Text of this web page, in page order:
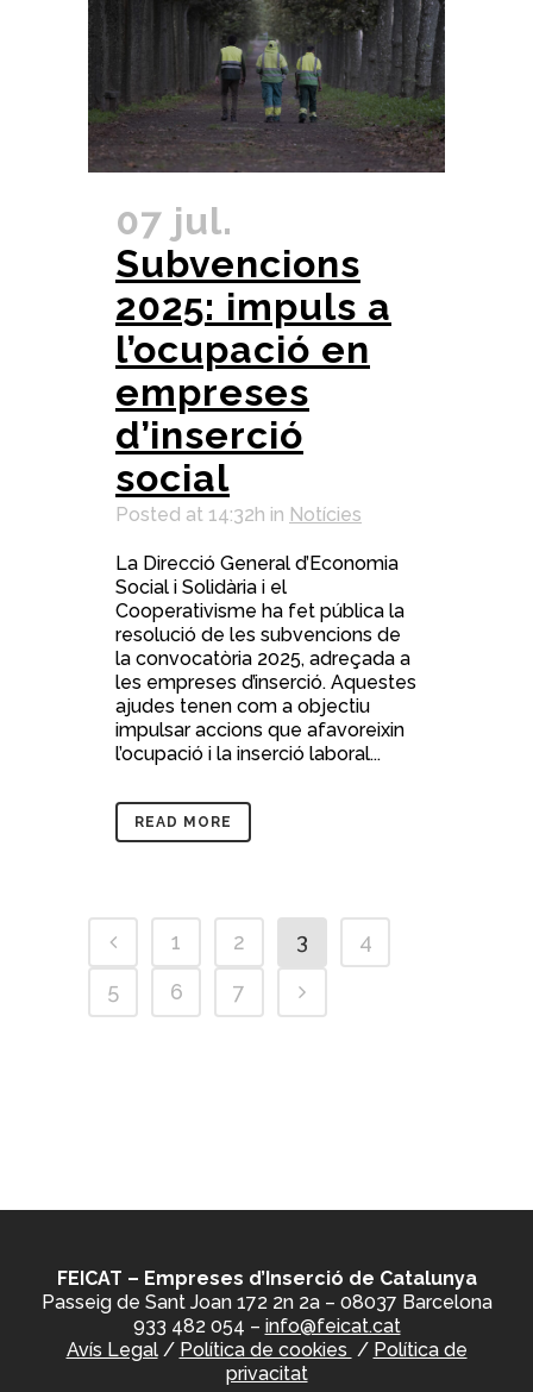
07 jul.
Subvencions
2025: impuls a
l’ocupació en
empreses
d’inserció
social
Posted at 14:32h in Notícies
La Direcció General d’Economia
Social i Solidària i el
Cooperativisme ha fet pública la
resolució de les subvencions de
la convocatòria 2025, adreçada a
les empreses d’inserció. Aquestes
ajudes tenen com a objectiu
impulsar accions que afavoreixin
l’ocupació i la inserció laboral...
READ MORE
1 2 3
4
5
6 7
FEICAT – Empreses d’Inserció de Catalunya
Passeig de Sant Joan 172 2n 2a – 08037 Barcelona
933 482 054 – info@feicat.cat
Avís Legal/ Política de cookies / Política de
privacitat